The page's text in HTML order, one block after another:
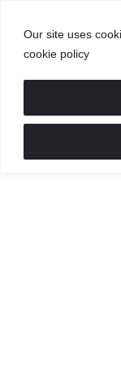
Our site uses
cookie policy
GROŽIS
MADA